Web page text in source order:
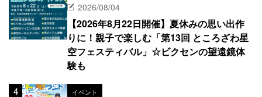
2026/08/04
【2026年8月22日開催】夏休みの思い出作
りに！親子で楽しむ「第13回 ところざわ星
空フェスティバル」☆ビクセンの望遠鏡体
験も
イベント